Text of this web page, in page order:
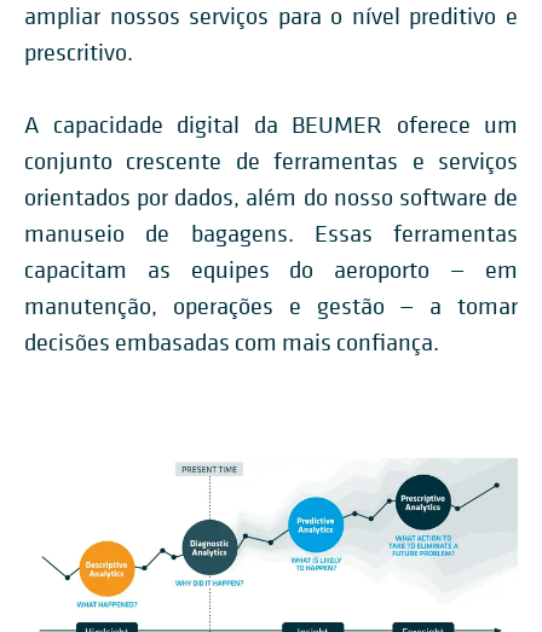
ampliar nossos serviços para o nível preditivo e
prescritivo.
A capacidade digital da BEUMER oferece um
conjunto crescente de ferramentas e serviços
orientados por dados, além do nosso software de
manuseio de bagagens. Essas ferramentas
capacitam as equipes do aeroporto — em
manutenção, operações e gestão — a tomar
decisões embasadas com mais confiança.